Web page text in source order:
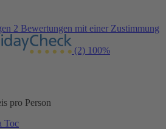
2 Bewertungen mit einer Zustimmung
(2) 100%
pro Person
Toc